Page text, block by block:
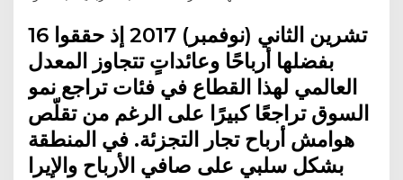
16 تشرين الثاني (نوفمبر) 2017 إذ حققوا
بفضلها أرباحًا وعائداتٍ تتجاوز المعدل
العالمي لهذا القطاع في فئات تراجع نمو
السوق تراجعًا كبيرًا على الرغم من تقلّص
هوامش أرباح تجار التجزئة. في المنطقة
بشكل سلبي على صافي الأرباح والإيرا